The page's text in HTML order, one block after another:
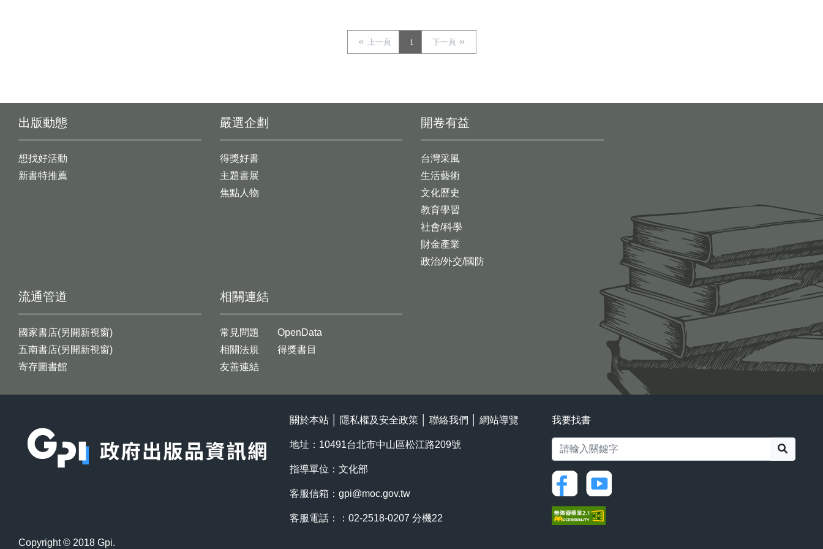
上一頁 1 下一頁
出版動態
想找好活動
新書特推薦
開卷有益
台灣采風
生活藝術
文化歷史
教育學習
社會/科學
財金產業
政治/外交/國防
嚴選企劃
得獎好書
主題書展
焦點人物
流通管道
國家書店(另開新視窗)
五南書店(另開新視窗)
寄存圖書館
相關連結
常見問題
相關法規
友善連結
OpenData
得獎書目
關於本站 隱私權及安全政策 聯絡我們 網站導覽
地址：10491台北市中山區松江路209號
指導單位：文化部
客服信箱： gpi@moc.gov.tw
客服電話：：02-2518-0207 分機22
我要找書
Copyright © 2018 Gpi.